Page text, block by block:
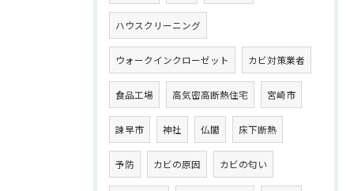
ハウスクリーニング
ウォークインクローゼット カビ対策業者
食品工場 高気密高断熱住宅 宮崎市
諫早市 神社 仏閣 床下断熱
予防 カビの原因 カビの匂い